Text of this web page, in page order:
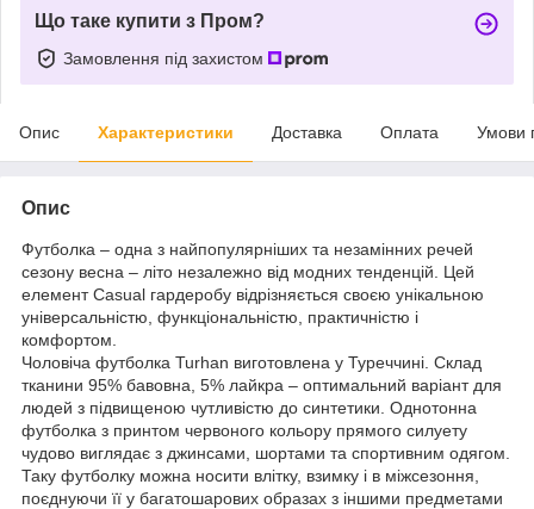
Що таке купити з Пром?
Замовлення під захистом
Опис Характеристики Доставка Оплата Умови
Опис
Футболка – одна з найпопулярніших та незамінних речей
сезону весна – літо незалежно від модних тенденцій. Цей
елемент Casual гардеробу відрізняється своєю унікальною
універсальністю, функціональністю, практичністю і
комфортом.
Чоловіча футболка Turhan виготовлена у Туреччині. Склад
тканини 95% бавовна, 5% лайкра – оптимальний варіант для
людей з підвищеною чутливістю до синтетики. Однотонна
футболка з принтом червоного кольору прямого силуету
чудово виглядає з джинсами, шортами та спортивним одягом.
Таку футболку можна носити влітку, взимку і в міжсезоння,
поєднуючи її у багатошарових образах з іншими предметами